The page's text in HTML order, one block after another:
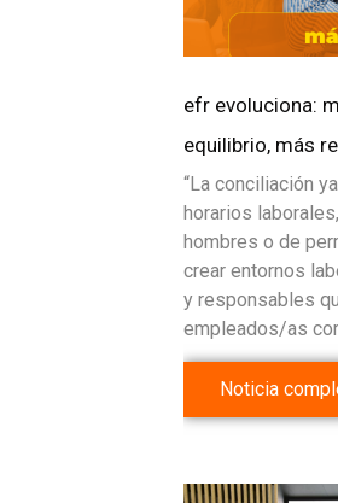
efr evoluciona:
equilibrio, más
“La conciliación
horarios
hombres o de
crear entornos
y responsables
empleados/as
Noticia